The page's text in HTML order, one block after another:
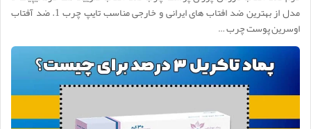
مدل از بهترین ضد افتاب های ایرانی و خارجی مناسب تایپ چرب 1. ضد آفتاب
اوسرین پوست چرب …